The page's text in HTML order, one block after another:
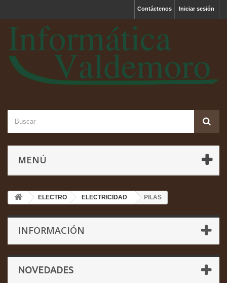
Iniciar sesión
Contáctenos
MENÚ
ELECTRO ELECTRICIDAD PILAS
INFORMACIÓN
NOVEDADES